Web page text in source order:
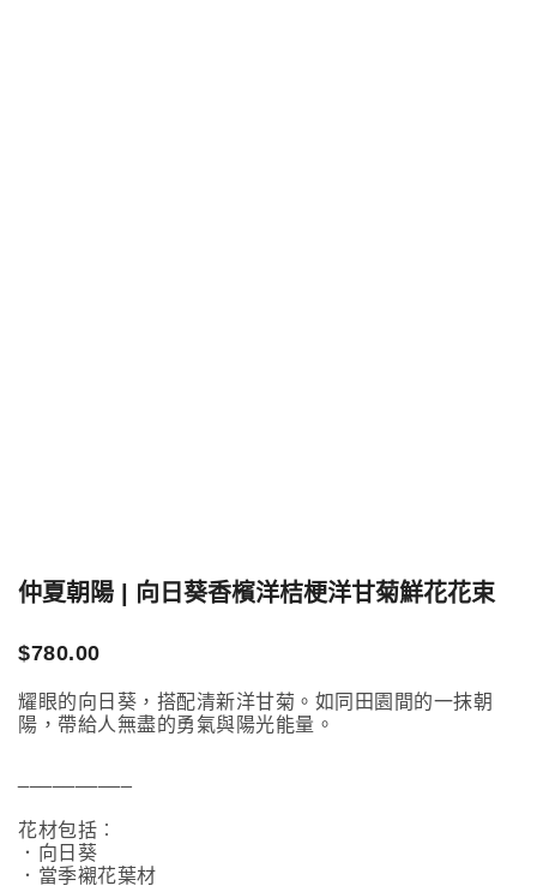
仲夏朝陽 | 向日葵香檳洋桔梗洋甘菊鮮花花束
$780.00
耀眼的向日葵，搭配清新洋甘菊。如同田園間的一抹朝
陽，帶給人無盡的勇氣與陽光能量。
花材包括︰
．向日葵
．當季襯花葉材